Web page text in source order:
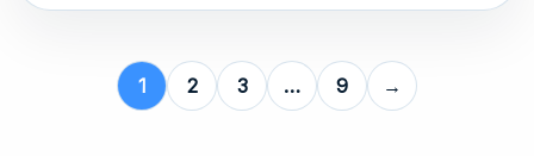
1 2 3 … 9 →